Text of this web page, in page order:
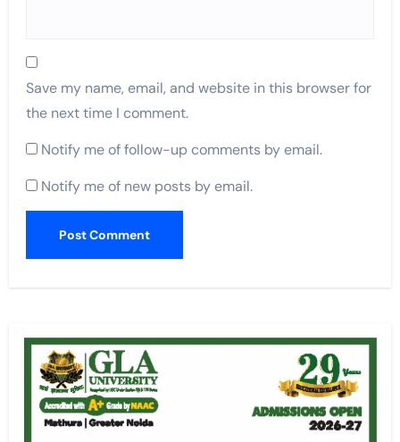
Save my name, email, and website in this browser for
the next time I comment.
Notify me of follow-up comments by email.
Notify me of new posts by email.